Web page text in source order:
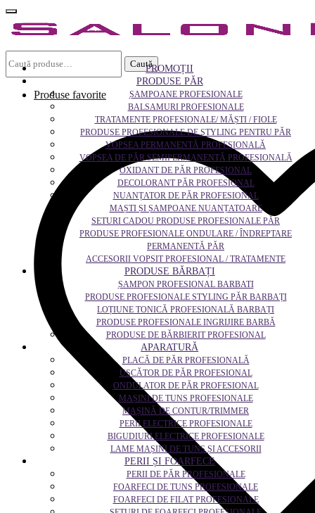
după:
Caută
Produse favorite
PROMOȚII
PRODUSE PĂR
ȘAMPOANE PROFESIONALE
BALSAMURI PROFESIONALE
TRATAMENTE PROFESIONALE/ MĂȘTI / FIOLE
PRODUSE PROFESIONALE DE STYLING PENTRU PĂR
VOPSEA PERMANENTĂ PROFESIONALĂ
VOPSEA DE PĂR SEMIPERMANENTĂ PROFESIONALĂ
OXIDANT DE PĂR PROFESIONAL
DECOLORANT PĂR PROFESIONAL
NUANȚATOR DE PĂR PROFESIONAL
MAȘTI ȘI ȘAMPOANE NUANȚATOARE
SETURI CADOU PRODUSE PROFESIONALE PĂR
PRODUSE PROFESIONALE ONDULARE / ÎNDREPTARE
PERMANENTĂ PĂR
ACCESORII VOPSIT PROFESIONAL / TRATAMENTE
PRODUSE BĂRBAȚI
ȘAMPON PROFESIONAL BARBATI
PRODUSE PROFESIONALE STYLING PĂR BARBAȚI
LOȚIUNE TONICĂ PROFESIONALĂ BARBAȚI
PRODUSE PROFESIONALE INGRIJIRE BARBĂ
PRODUSE DE BĂRBIERIT PROFESIONAL
APARATURĂ
PLACĂ DE PĂR PROFESIONALĂ
USCĂTOR DE PĂR PROFESIONAL
ONDULATOR DE PĂR PROFESIONAL
MAȘINI DE TUNS PROFESIONALE
MAȘINĂ DE CONTUR/TRIMMER
PERII ELECTRICE PROFESIONALE
BIGUDIURI ELECTRICE PROFESIONALE
LAME MAȘINI DE TUNS ȘI ACCESORII
PERII ȘI FOARFECE
PERII DE PĂR PROFESIONALE
FOARFECI DE TUNS PROFESIONALE
FOARFECI DE FILAT PROFESIONALE